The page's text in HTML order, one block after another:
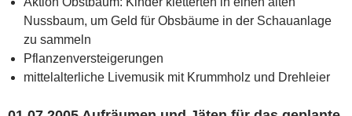
Nussbaum, um Geld für Obsbäume in der Schauanlage
zu sammeln
Pflanzenversteigerungen
mittelalterliche Livemusik mit Krummholz und Drehleier